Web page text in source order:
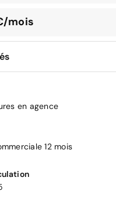
mois
en agence
12 mois